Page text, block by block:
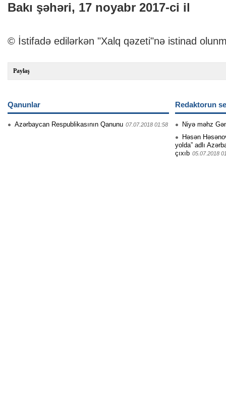
Bakı şəhəri, 17 noyabr 2017-ci il
© İstifadə edilərkən "Xalq qəzeti"nə istinad
Paylaş
Qanunlar
Azərbaycan Respublikasının Qanunu 07.07.2018 01:58
Redaktorun
Niyə məhz
Həsən
yolda” adlı
çıxıb 05.07.2018